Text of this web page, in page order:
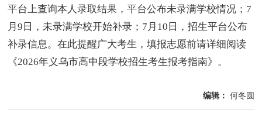
平台上查询本人录取结果，平台公布未录满学校情况；7
月9日，未录满学校开始补录；7月10日，招生平台公布
补录信息。在此提醒广大考生，填报志愿前请详细阅读
《2026年义乌市高中段学校招生考生报考指南》。
编辑： 何冬圆